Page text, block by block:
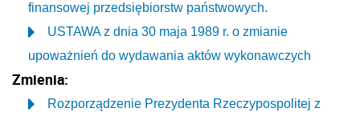
finansowej przedsiębiorstw państwowych.
USTAWA z dnia 30 maja 1989 r. o zmianie
upoważnień do wydawania aktów wykonawczych
Zmienia:
Rozporządzenie Prezydenta Rzeczypospolitej z